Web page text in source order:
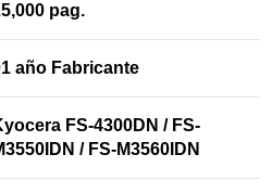
pag.
año Fabricante
FS-4300DN / FS-
/ FS-M3560IDN